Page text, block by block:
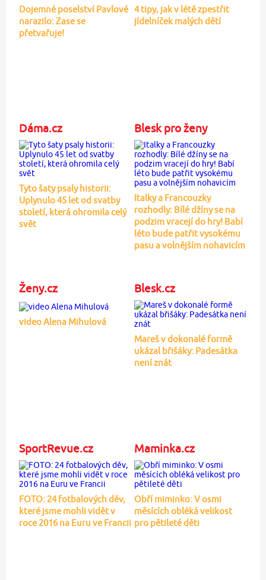
Dojemné poselství Pavlové
narazilo: Zase se
přetvařuje!
4 tipy, jak v létě zpestřit
jídelníček malých dětí
Dáma.cz
Tyto šaty psaly historii:
Uplynulo 45 let od svatby
století, která ohromila celý
svět
Blesk pro ženy
Italky a Francouzky
rozhodly: Bílé džíny se na
podzim vracejí do hry! Babí
léto bude patřit vysokému
pasu a volnějším nohavicím
Ženy.cz
video Alena Mihulová
Blesk.cz
Mareš v dokonalé formě
ukázal břišáky: Padesátka
není znát
SportRevue.cz
FOTO: 24 fotbalových děv,
které jsme mohli vidět v
roce 2016 na Euru ve Francii
Maminka.cz
Obří miminko: V osmi
měsících obléká velikost
pro pětileté děti